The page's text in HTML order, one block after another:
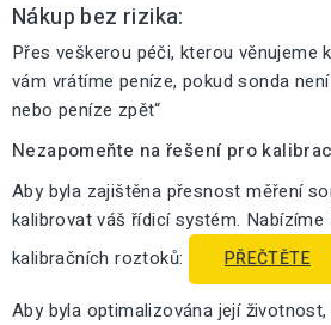
Nákup bez rizika:
Přes veškerou péči, kterou věnujeme
vám vrátíme peníze, pokud sonda
nebo peníze zpět“
Nezapomeňte na řešení pro
Aby byla zajištěna přesnost měření
kalibrovat váš řídicí systém. Nabízíme
kalibračních roztoků:
PŘEČTĚTE
Aby byla optimalizována její